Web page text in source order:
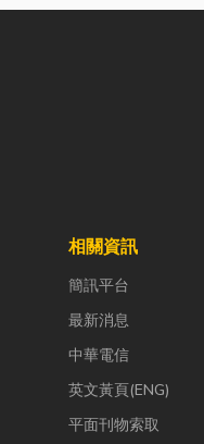
相關資訊
簡訊平台
最新消息
中華電信
英文黃頁(ENG)
平面刊物索取